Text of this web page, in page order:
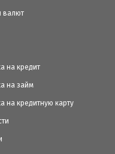
валют
на кредит
на займ
на кредитную карту